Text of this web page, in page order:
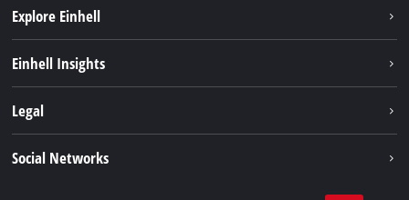
Explore Einhell
Usluge
Einhell Insights
Einhell globalno
Legal
Social Networks